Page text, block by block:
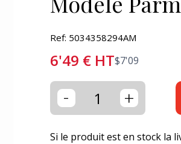
Ref: 5034358294AM
6'49 € HT$7'09
- +
Si le produit est en stock la